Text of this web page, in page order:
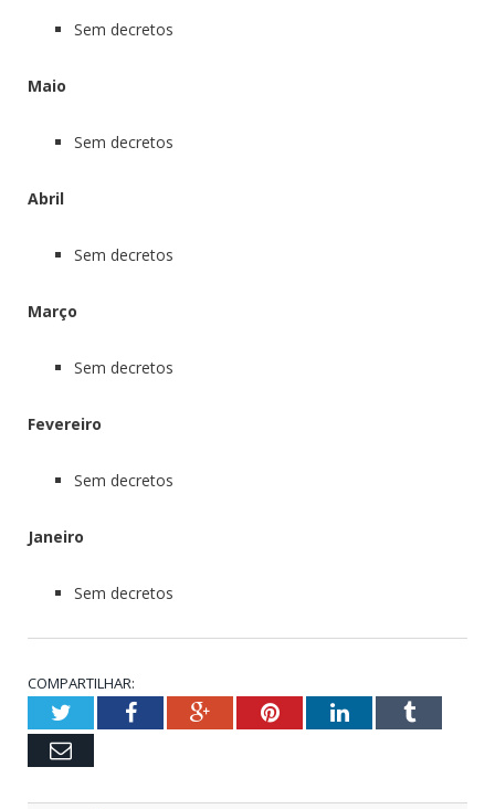
Sem decretos
Maio
Sem decretos
Abril
Sem decretos
Março
Sem decretos
Fevereiro
Sem decretos
Janeiro
Sem decretos
COMPARTILHAR:
TwitterFacebookGoogle+PinterestLinkedInTumblr
Email